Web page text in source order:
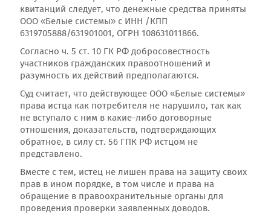
квитанций следует, что денежные средства приняты
ООО «Белые системы» с ИНН /КПП
6319705888/631901001, ОГРН 108631011866.
Согласно ч. 5 ст. 10 ГК РФ добросовестность
участников гражданских правоотношений и
разумность их действий предполагаются.
Суд считает, что действующее ООО «Белые системы»
права истца как потребителя не нарушило, так как
не вступало с ним в какие-либо договорные
отношения, доказательств, подтверждающих
обратное, в силу ст. 56 ГПК РФ истцом не
представлено.
Вместе с тем, истец не лишен права на защиту своих
прав в ином порядке, в том числе и права на
обращение в правоохранительные органы для
проведения проверки заявленных доводов.